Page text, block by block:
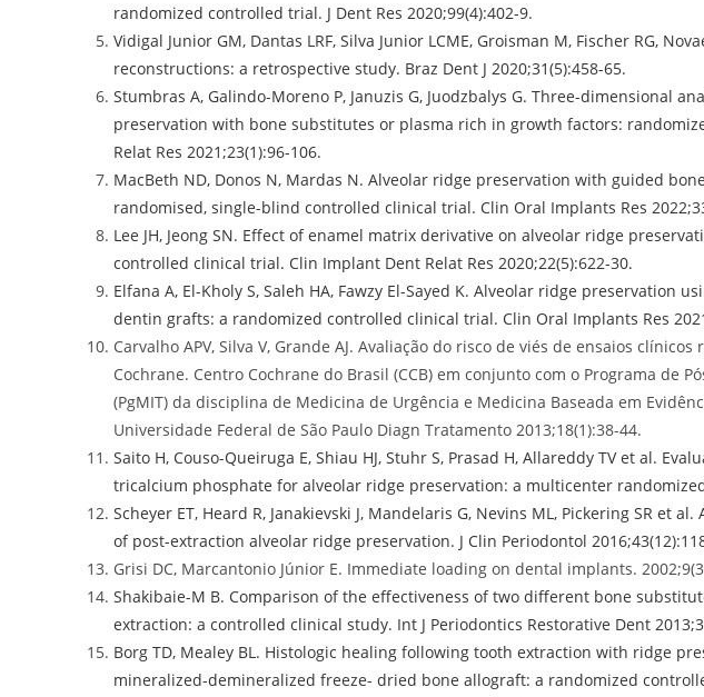
randomized controlled trial. J Dent Res 2020;99(4):402-9.
Vidigal Junior GM, Dantas LRF, Silva Junior LCME, Groisman M, Fischer RG,
reconstructions: a retrospective study. Braz Dent J 2020;31(5):458-65.
Stumbras A, Galindo-Moreno P, Januzis G, Juodzbalys G. Three-dimensional
preservation with bone substitutes or plasma rich in growth factors:
Relat Res 2021;23(1):96-106.
MacBeth ND, Donos N, Mardas N. Alveolar ridge preservation with guided
randomised, single-blind controlled clinical trial. Clin Oral Implants Res
Lee JH, Jeong SN. Effect of enamel matrix derivative on alveolar ridge
controlled clinical trial. Clin Implant Dent Relat Res 2020;22(5):622-30.
Elfana A, El-Kholy S, Saleh HA, Fawzy El-Sayed K. Alveolar ridge preservation
dentin grafts: a randomized controlled clinical trial. Clin Oral Implants Res
Carvalho APV, Silva V, Grande AJ. Avaliação do risco de viés de ensaios
Cochrane. Centro Cochrane do Brasil (CCB) em conjunto com o Programa de
(PgMIT) da disciplina de Medicina de Urgência e Medicina Baseada em
Universidade Federal de São Paulo Diagn Tratamento 2013;18(1):38-44.
Saito H, Couso-Queiruga E, Shiau HJ, Stuhr S, Prasad H, Allareddy TV et al.
tricalcium phosphate for alveolar ridge preservation: a multicenter
Scheyer ET, Heard R, Janakievski J, Mandelaris G, Nevins ML, Pickering SR et
of post-extraction alveolar ridge preservation. J Clin Periodontol
Grisi DC, Marcantonio Júnior E. Immediate loading on dental implants.
Shakibaie-M B. Comparison of the effectiveness of two different bone
extraction: a controlled clinical study. Int J Periodontics Restorative Dent
Borg TD, Mealey BL. Histologic healing following tooth extraction with ridge
mineralized-demineralized freeze- dried bone allograft: a randomized